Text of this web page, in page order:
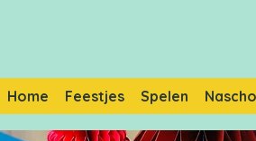
Home Feestjes Spelen